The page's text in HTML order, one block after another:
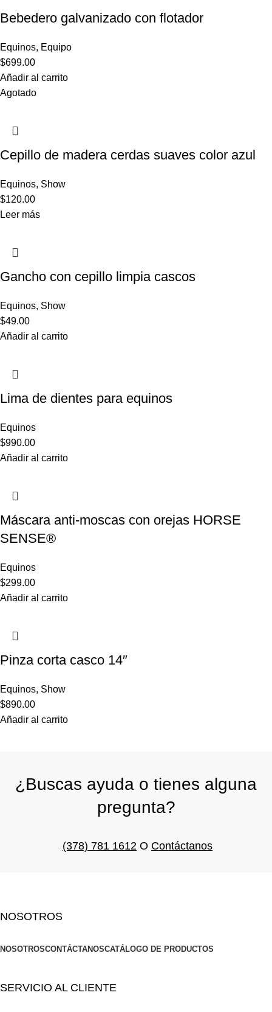
Bebedero galvanizado con flotador
Equinos, Equipo
$699.00
Añadir al carrito
Agotado
Cepillo de madera cerdas suaves color azul
Equinos, Show
$120.00
Leer más
Gancho con cepillo limpia cascos
Equinos, Show
$49.00
Añadir al carrito
Lima de dientes para equinos
Equinos
$990.00
Añadir al carrito
Máscara anti-moscas con orejas HORSE
SENSE®
Equinos
$299.00
Añadir al carrito
Pinza corta casco 14″
Equinos, Show
$890.00
Añadir al carrito
¿Buscas ayuda o tienes alguna
pregunta?
(378) 781 1612 O Contáctanos
NOSOTROS
NOSOTROSCONTÁCTANOSCATÁLOGO DE PRODUCTOS
SERVICIO AL CLIENTE